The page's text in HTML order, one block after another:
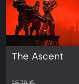
The Ascent